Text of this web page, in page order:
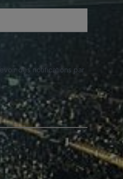
des notifications par